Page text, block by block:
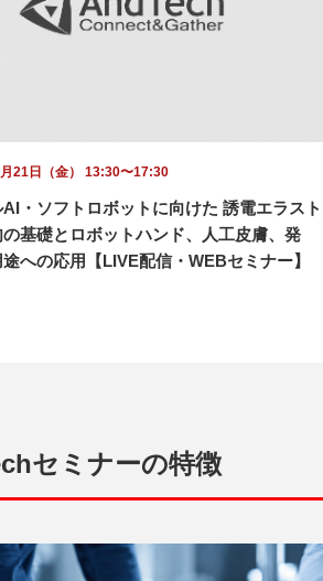
21日（金） 13:30〜17:30
・ソフトロボットに向けた 誘電エラスト
基礎とロボットハンド、人工皮膚、発
への応用【LIVE配信・WEBセミナー】
セミナーの特徴